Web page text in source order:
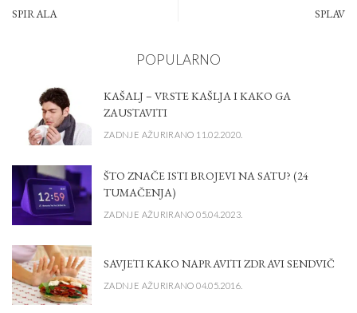
SPIRALA SPLAV
POPULARNO
KAŠALJ – VRSTE KAŠLJA I KAKO GA
ZAUSTAVITI
ZADNJE AŽURIRANO 11.02.2020.
ŠTO ZNAČE ISTI BROJEVI NA SATU? (24
TUMAČENJA)
ZADNJE AŽURIRANO 05.04.2023.
SAVJETI KAKO NAPRAVITI ZDRAVI SENDVIČ
ZADNJE AŽURIRANO 04.05.2016.